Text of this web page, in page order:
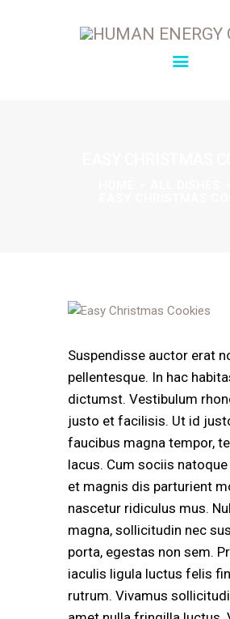
Suspendisse auctor erat
pellentesque. In hac
dictumst. Vestibulum
justo et facilisis. Ut id
faucibus magna tempor,
lacus. Cum sociis
et magnis dis parturient
nascetur ridiculus mus.
magna, sollicitudin nec
porta, egestas non sem.
iaculis ligula luctus felis
rutrum. Vivamus